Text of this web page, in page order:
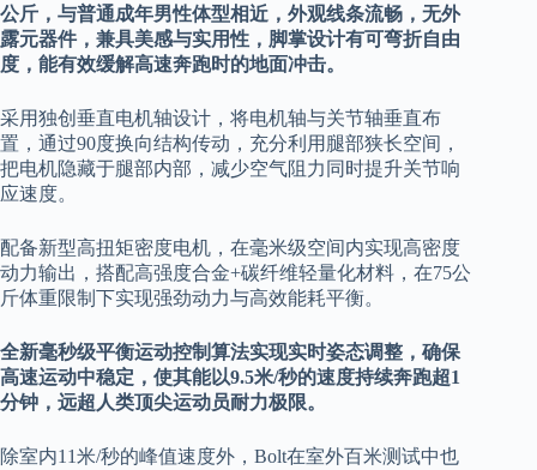
公斤，与普通成年男性体型相近，外观线条流畅，无外
露元器件，兼具美感与实用性，脚掌设计有可弯折自由
度，能有效缓解高速奔跑时的地面冲击。
采用独创垂直电机轴设计，将电机轴与关节轴垂直布
置，通过90度换向结构传动，充分利用腿部狭长空间，
把电机隐藏于腿部内部，减少空气阻力同时提升关节响
应速度。
配备新型高扭矩密度电机，在毫米级空间内实现高密度
动力输出，搭配高强度合金+碳纤维轻量化材料，在75公
斤体重限制下实现强劲动力与高效能耗平衡。
全新毫秒级平衡运动控制算法实现实时姿态调整，确保
高速运动中稳定，使其能以9.5米/秒的速度持续奔跑超1
分钟，远超人类顶尖运动员耐力极限。
除室内11米/秒的峰值速度外，Bolt在室外百米测试中也